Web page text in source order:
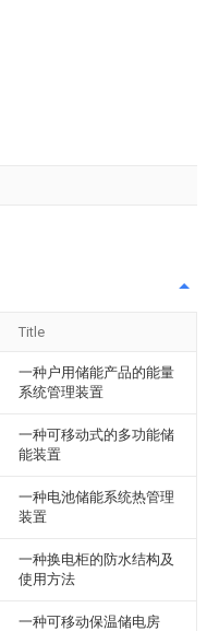
Title
一种户用储能产品的能量
系统管理装置
一种可移动式的多功能储
能装置
一种电池储能系统热管理
装置
一种换电柜的防水结构及
使用方法
一种可移动保温储电房